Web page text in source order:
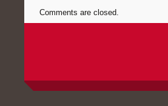
Comments are closed.